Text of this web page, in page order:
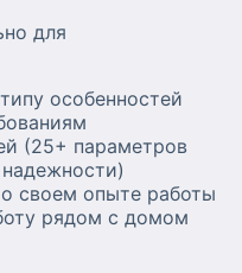
для
особенностей
(25+ параметров
своем опыте работы
рядом с домом